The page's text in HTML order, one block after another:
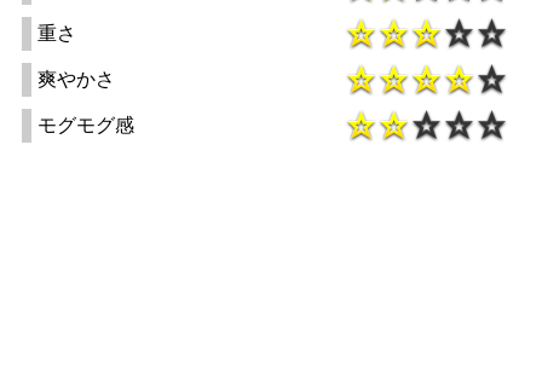
重さ
爽やかさ
モグモグ感